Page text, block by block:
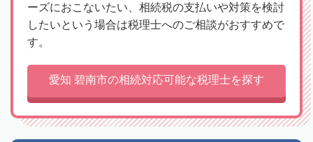
ーズにおこないたい、相続税の支払いや対策を検討
したいという場合は税理士へのご相談がおすすめで
す。
愛知 碧南市の相続対応可能な税理士を探す